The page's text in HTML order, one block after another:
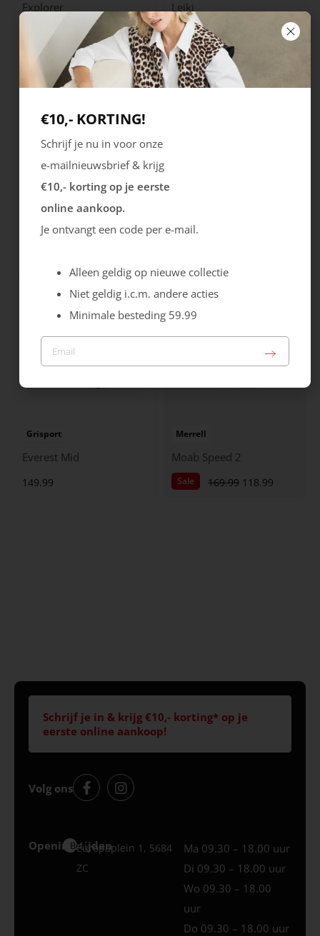
Explorer
154.99
Leiki
Sale 139.99
Grisport
Terrain Mid Bari Mid
Grisport
Everest Mid
149.99
Merrell
Moab Speed 2
Sale 169.99 118.99
Schrijf je in & krijg €10,- korting* op je
eerste online aankoop!
Volg ons
Openingstijden
Best
Europaplein 1, 5684
ZC
Ma 09.30 – 18.00 uur
Di 09.30 – 18.00 uur
Wo 09.30 – 18.00
uur
Do 09.30 – 18.00 uur
€10,- KORTING!
Schrijf je nu in voor onze
e-mailnieuwsbrief & krijg
€10,- korting op je eerste
online aankoop.
Je ontvangt een code per e-mail.
Alleen geldig op nieuwe collectie
Niet geldig i.c.m. andere acties
Minimale besteding 59.99